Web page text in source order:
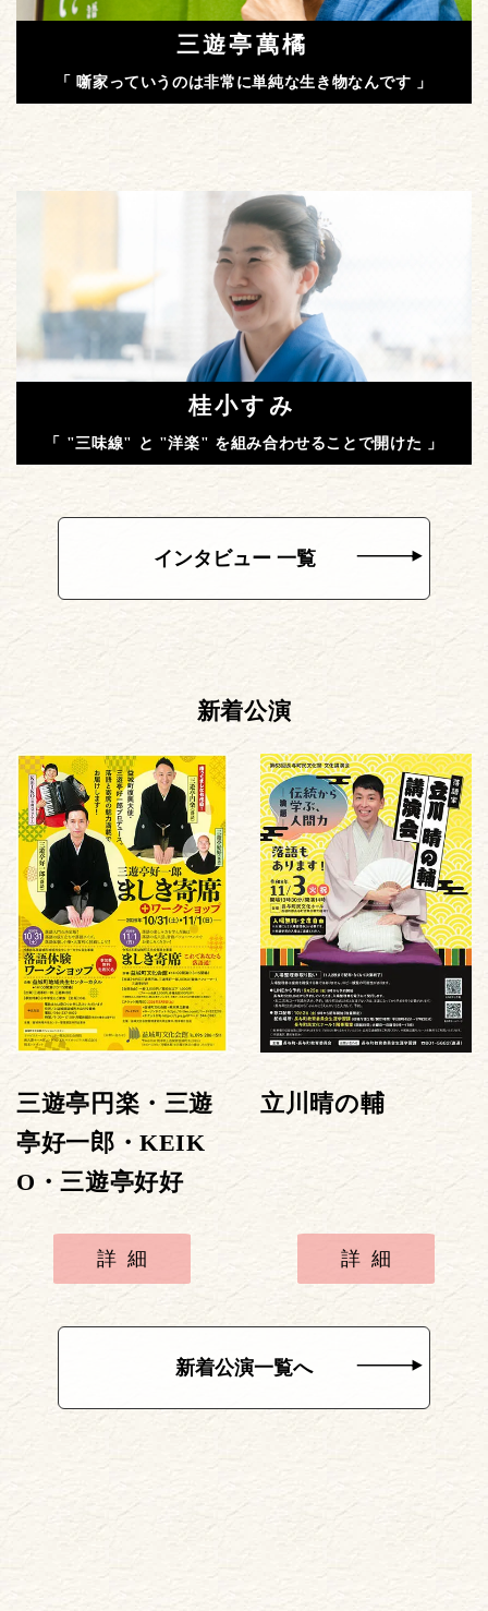
三遊亭萬橘
「 噺家っていうのは非常に単純な生き物なんです 」
桂小すみ
「 "三味線" と "洋楽" を組み合わせることで開けた 」
インタビュー 一覧
新着公演
三遊亭円楽・三遊
亭好一郎・KEIK
O・三遊亭好好
詳細
立川晴の輔
詳細
新着公演一覧へ